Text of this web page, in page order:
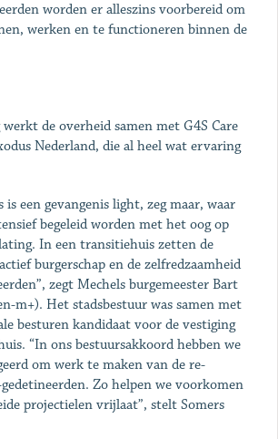
worden er alleszins voorbereid om
werken en te functioneren binnen de
de overheid samen met G4S Care
Nederland, die al heel wat ervaring
een gevangenis light, zeg maar, waar
begeleid worden met het oog op
In een transitiehuis zetten de
burgerschap en de zelfredzaamheid
zegt Mechels burgemeester Bart
m+). Het stadsbestuur was samen met
besturen kandidaat voor de vestiging
“In ons bestuursakkoord hebben we
om werk te maken van de re-
Zo helpen we voorkomen
projectielen vrijlaat”, stelt Somers